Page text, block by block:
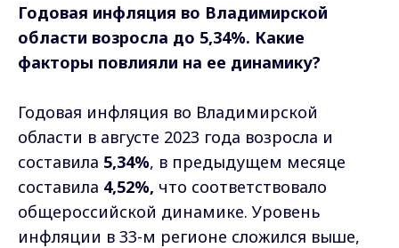
Годовая инфляция во Владимирской
области возросла до 5,34%. Какие
факторы повлияли на ее динамику?
Годовая инфляция во Владимирской
области в августе 2023 года возросла и
составила 5,34%, в предыдущем месяце
составила 4,52%, что соответствовало
общероссийской динамике. Уровень
инфляции в 33-м регионе сложился выше,